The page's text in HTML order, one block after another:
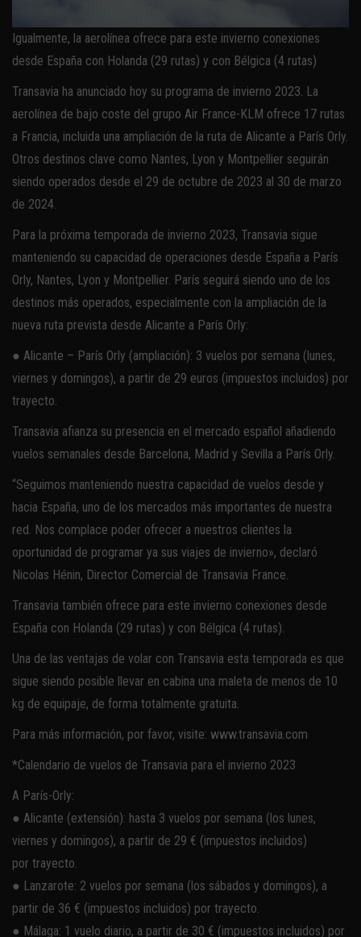
Igualmente, la aerolínea ofrece para este invierno conexiones
desde España con Holanda (29 rutas) y con Bélgica (4 rutas)
Transavia ha anunciado hoy su programa de invierno 2023. La
aerolínea de bajo coste del grupo Air France-KLM ofrece 17 rutas
a Francia, incluida una ampliación de la ruta de Alicante a París Orly.
Otros destinos clave como Nantes, Lyon y Montpellier seguirán
siendo operados desde el 29 de octubre de 2023 al 30 de marzo
de 2024.
Para la próxima temporada de invierno 2023, Transavia sigue
manteniendo su capacidad de operaciones desde España a París
Orly, Nantes, Lyon y Montpellier. París seguirá siendo uno de los
destinos más operados, especialmente con la ampliación de la
nueva ruta prevista desde Alicante a París Orly:
● Alicante – París Orly (ampliación): 3 vuelos por semana (lunes,
viernes y domingos), a partir de 29 euros (impuestos incluidos) por
trayecto.
Transavia afianza su presencia en el mercado español añadiendo
vuelos semanales desde Barcelona, Madrid y Sevilla a París Orly.
“Seguimos manteniendo nuestra capacidad de vuelos desde y
hacia España, uno de los mercados más importantes de nuestra
red. Nos complace poder ofrecer a nuestros clientes la
oportunidad de programar ya sus viajes de invierno», declaró
Nicolas Hénin, Director Comercial de Transavia France.
Transavia también ofrece para este invierno conexiones desde
España con Holanda (29 rutas) y con Bélgica (4 rutas).
Una de las ventajas de volar con Transavia esta temporada es que
sigue siendo posible llevar en cabina una maleta de menos de 10
kg de equipaje, de forma totalmente gratuita.
Para más información, por favor, visite: www.transavia.com
*Calendario de vuelos de Transavia para el invierno 2023
A París-Orly:
● Alicante (extensión): hasta 3 vuelos por semana (los lunes,
viernes y domingos), a partir de 29 € (impuestos incluidos)
por trayecto.
● Lanzarote: 2 vuelos por semana (los sábados y domingos), a
partir de 36 € (impuestos incluidos) por trayecto.
● Málaga: 1 vuelo diario, a partir de 30 € (impuestos incluidos) por